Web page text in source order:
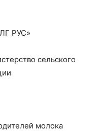
РУС»
сельского
молока